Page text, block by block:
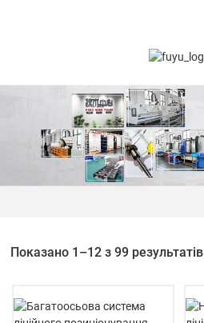
Показано 1–12 з 99 результатів